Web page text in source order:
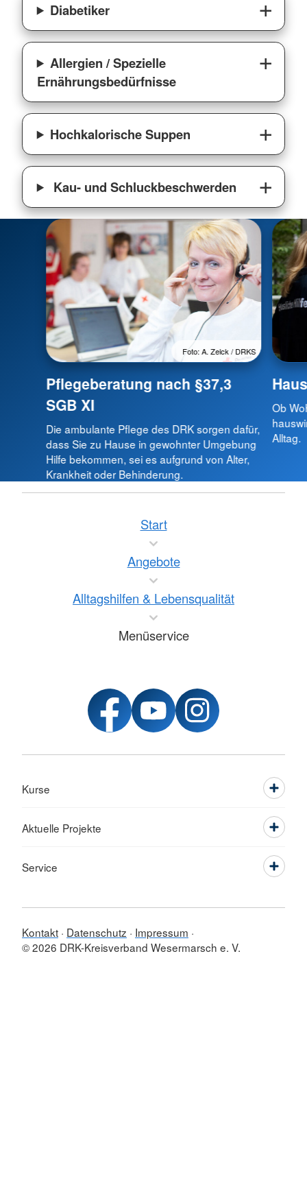
Diabetiker
Allergien / Spezielle
Ernährungsbedürfnisse
Hochkalorische Suppen
Kau- und Schluckbeschwerden
Foto: A. Zelck / DRKS
Pflegeberatung nach §37,3
SGB XI
Die ambulante Pflege des DRK sorgen dafür,
dass Sie zu Hause in gewohnter Umgebung
Hilfe bekommen, sei es aufgrund von Alter,
Krankheit oder Behinderung.
Ob
Alltag.
Start
Angebote
Alltagshilfen & Lebensqualität
Menüservice
Kurse
Aktuelle Projekte
Service
Kontakt Datenschutz
Impressum
© 2026 DRK-Kreisverband Wesermarsch e. V.